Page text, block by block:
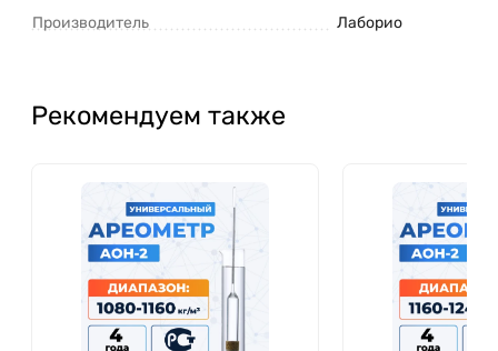
Производитель Лаборио
Рекомендуем также